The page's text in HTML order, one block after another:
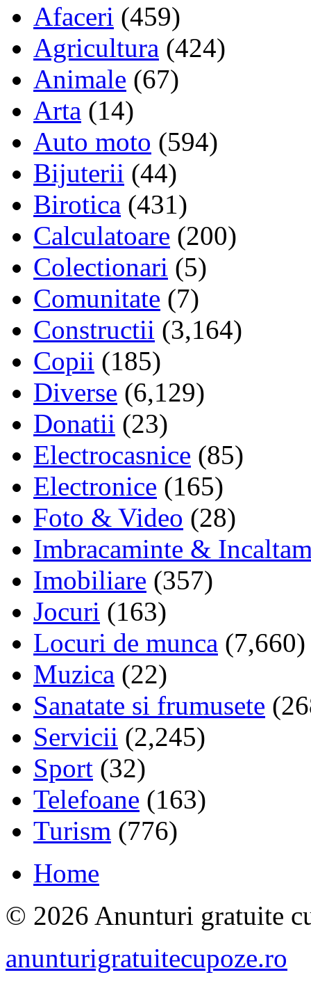
Afaceri (459)
Agricultura (424)
Animale (67)
Arta (14)
Auto moto (594)
Bijuterii (44)
Birotica (431)
Calculatoare (200)
Colectionari (5)
Comunitate (7)
Constructii (3,164)
Copii (185)
Diverse (6,129)
Donatii (23)
Electrocasnice (85)
Electronice (165)
Foto & Video (28)
Imbracaminte &
Imobiliare (357)
Jocuri (163)
Locuri de munca (7,660)
Muzica (22)
Sanatate si frumusete
Servicii (2,245)
Sport (32)
Telefoane (163)
Turism (776)
Home
© 2026 Anunturi gratuite
anunturigratuitecupoze.ro